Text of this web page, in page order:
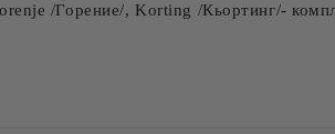
/Горение/, Korting /Кьортинг/-